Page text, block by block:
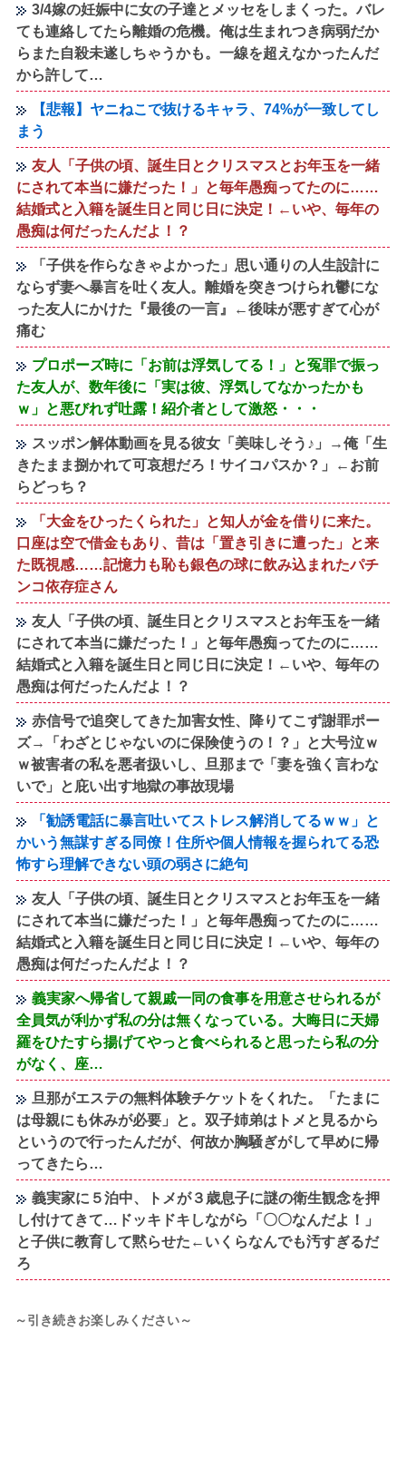
3/4嫁の妊娠中に女の子達とメッセをしまくった。バレ
ても連絡してたら離婚の危機。俺は生まれつき病弱だか
らまた自殺未遂しちゃうかも。一線を超えなかったんだ
から許して…
【悲報】ヤニねこで抜けるキャラ、74%が一致してし
まう
友人「子供の頃、誕生日とクリスマスとお年玉を一緒
にされて本当に嫌だった！」と毎年愚痴ってたのに……
結婚式と入籍を誕生日と同じ日に決定！←いや、毎年の
愚痴は何だったんだよ！？
「子供を作らなきゃよかった」思い通りの人生設計に
ならず妻へ暴言を吐く友人。離婚を突きつけられ鬱にな
った友人にかけた『最後の一言』←後味が悪すぎて心が
痛む
プロポーズ時に「お前は浮気してる！」と冤罪で振っ
た友人が、数年後に「実は彼、浮気してなかったかも
ｗ」と悪びれず吐露！紹介者として激怒・・・
スッポン解体動画を見る彼女「美味しそう♪」→俺「生
きたまま捌かれて可哀想だろ！サイコパスか？」←お前
らどっち？
「大金をひったくられた」と知人が金を借りに来た。
口座は空で借金もあり、昔は「置き引きに遭った」と来
た既視感……記憶力も恥も銀色の球に飲み込まれたパチ
ンコ依存症さん
友人「子供の頃、誕生日とクリスマスとお年玉を一緒
にされて本当に嫌だった！」と毎年愚痴ってたのに……
結婚式と入籍を誕生日と同じ日に決定！←いや、毎年の
愚痴は何だったんだよ！？
赤信号で追突してきた加害女性、降りてこず謝罪ポー
ズ→「わざとじゃないのに保険使うの！？」と大号泣ｗ
ｗ被害者の私を悪者扱いし、旦那まで「妻を強く言わな
いで」と庇い出す地獄の事故現場
「勧誘電話に暴言吐いてストレス解消してるｗｗ」と
かいう無謀すぎる同僚！住所や個人情報を握られてる恐
怖すら理解できない頭の弱さに絶句
友人「子供の頃、誕生日とクリスマスとお年玉を一緒
にされて本当に嫌だった！」と毎年愚痴ってたのに……
結婚式と入籍を誕生日と同じ日に決定！←いや、毎年の
愚痴は何だったんだよ！？
義実家へ帰省して親戚一同の食事を用意させられるが
全員気が利かず私の分は無くなっている。大晦日に天婦
羅をひたすら揚げてやっと食べられると思ったら私の分
がなく、座…
旦那がエステの無料体験チケットをくれた。「たまに
は母親にも休みが必要」と。双子姉弟はトメと見るから
というので行ったんだが、何故か胸騒ぎがして早めに帰
ってきたら…
義実家に５泊中、トメが３歳息子に謎の衛生観念を押
し付けてきて…ドッキドキしながら「〇〇なんだよ！」
と子供に教育して黙らせた←いくらなんでも汚すぎるだ
ろ
～引き続きお楽しみください～